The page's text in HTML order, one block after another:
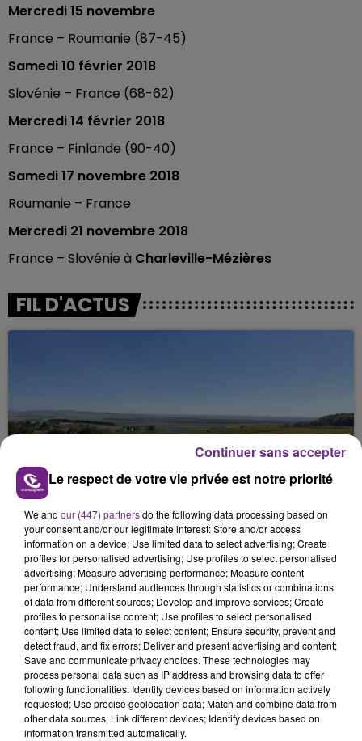
Mercredi 15 novembre
France – Roumanie (87-45)
Samedi 10 février 2018
Slovénie – France (68-62)
Mercredi 14 février 2018
France – Finlande (90-40)
Samedi 17 novembre 2018
Roumanie – France
Mercredi 21 novembre 2018
France – Slovénie à Charleville-Mézières
FIL D'ACTUS
SI TOUT LE MONDE FAIT ÇA, MOI L'ANNÉE
PROCHAINE JE VENDANGE EN...
La vendange en Champagne a débuté ce jeudi 6
août dans la commune de Montgueux (Aube). Du
jamais vu !
L'INSPECTION DU TRAVAIL RAPPELLE À
L'ORDRE SUR LES CONDITIONS DE...
Alors que les dates de début des vendange 2026
Le respect de votre vie privée est notre priorité
We and our (447) partnersdo the following data processing based on
your consent and/or our legitimate interest: Store and/or access
information on a device; Use limited data to select advertising; Create
profiles for personalised advertising; Use profiles to select personalised
advertising; Measure advertising performance; Measure content
performance; Understand audiences through statistics or combinations
of data from different sources; Develop and improve services; Create
profiles to personalise content; Use profiles to select personalised
content; Use limited data to select content; Ensure security, prevent and
detect fraud, and fix errors; Deliver and present advertising and content;
Save and communicate privacy choices. These technologies may
process personal data such as IP address and browsing data to offer
following functionalities: Identify devices based on information actively
requested; Use precise geolocation data; Match and combine data from
other data sources; Link different devices; Identify devices based on
information transmitted automatically.
Continuer sans accepter